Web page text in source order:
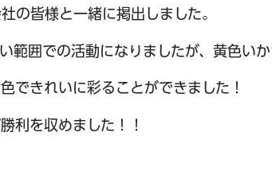
の皆様と一緒に掲出しました。
範囲での活動になりましたが、黄色いか
できれいに彩ることができました！
利を収めました！！